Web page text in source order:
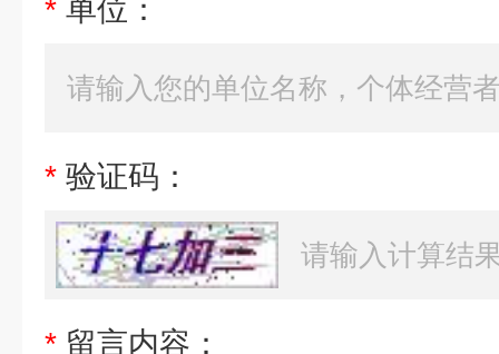
* 单位：
* 验证码：
* 留言内容：